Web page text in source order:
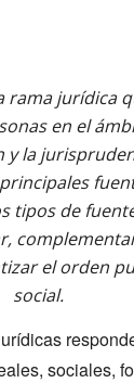
rama jurídica
en el
y la
tipos de
el orden
social.
sociales,